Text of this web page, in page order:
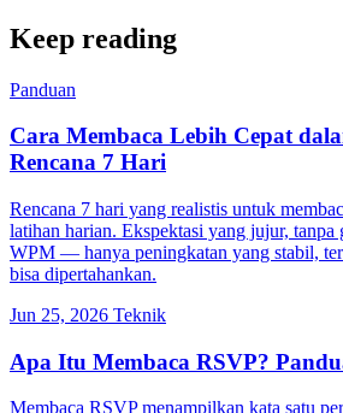
Keep reading
Panduan
Cara Membaca Lebih Cepat
Rencana 7 Hari
Rencana 7 hari yang realistis untuk
latihan harian. Ekspektasi yang jujur, tanpa
WPM — hanya peningkatan yang stabil,
bisa dipertahankan.
Jun 25, 2026 Teknik
Apa Itu Membaca RSVP?
Membaca RSVP menampilkan kata satu